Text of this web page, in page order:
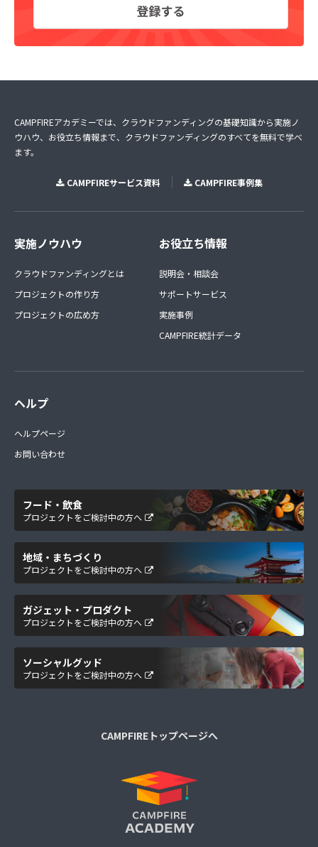
CAMPFIREアカデミーでは、クラウドファンディングの基礎知識から実施ノ
ウハウ、お役立ち情報まで、クラウドファンディングのすべてを無料で学べ
ます。
CAMPFIREサービス資料 CAMPFIRE事例集
実施ノウハウ
クラウドファンディングとは
プロジェクトの作り方
プロジェクトの広め方
お役立ち情報
説明会・相談会
サポートサービス
実施事例
CAMPFIRE統計データ
ヘルプ
ヘルプページ
お問い合わせ
フード・飲食
プロジェクトをご検討中の方へ
地域・まちづくり
プロジェクトをご検討中の方へ
ガジェット・プロダクト
プロジェクトをご検討中の方へ
ソーシャルグッド
プロジェクトをご検討中の方へ
CAMPFIREトップページへ